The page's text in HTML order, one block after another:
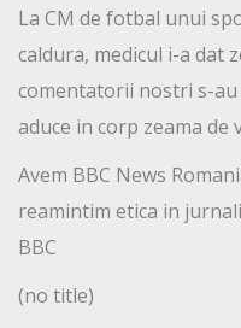
La CM de fotbal unui
caldura, medicul i-a dat
comentatorii nostri s-au
aduce in corp zeama de
Avem BBC News
reamintim etica in
BBC
(no title)